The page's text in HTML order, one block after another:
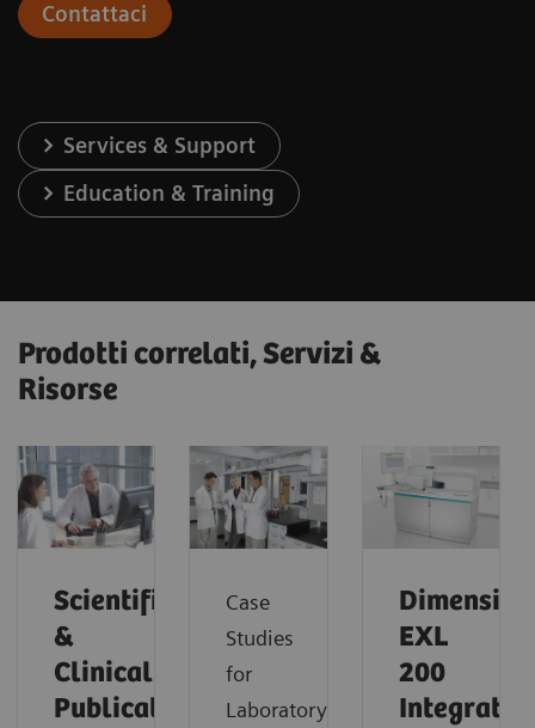
Contattaci
Services & Support
Education & Training
Prodotti correlati, Servizi &
Risorse
Scientific
&
Clinical
Publications
Case
Studies
for
Laboratory
Dimension
EXL
200
Integrated